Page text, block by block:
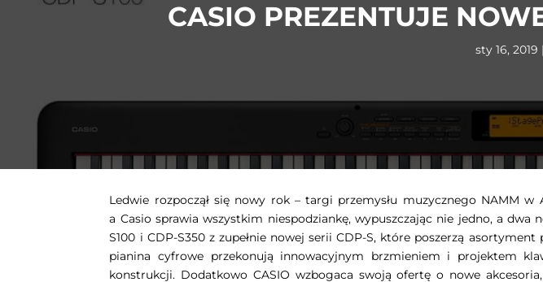
CASIO PREZENTUJE
sty 16, 2019 |
Ledwie rozpoczął się nowy rok – targi przemysłu muzycznego NAMM
a Casio sprawia wszystkim niespodziankę, wypuszczając nie jedno, a dwa
S100 i CDP-S350 z zupełnie nowej serii CDP-S, które poszerzą
pianina cyfrowe przekonują innowacyjnym brzmieniem i projektem
konstrukcji. Dodatkowo CASIO wzbogaca swoją ofertę o nowe